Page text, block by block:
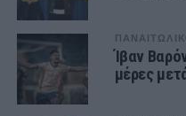
Ίβαν
μέρες